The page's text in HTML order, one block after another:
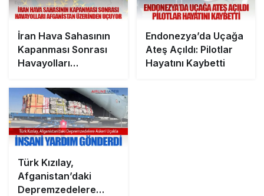
İran Hava Sahasının
Kapanması Sonrası
Havayolları
Üzerinden Uçuyor
Endonezya’da Uçağa
Ateş Açıldı: Pilotlar
Hayatını Kaybetti
Türk Kızılay,
Afganistan’daki
Depremzedelere